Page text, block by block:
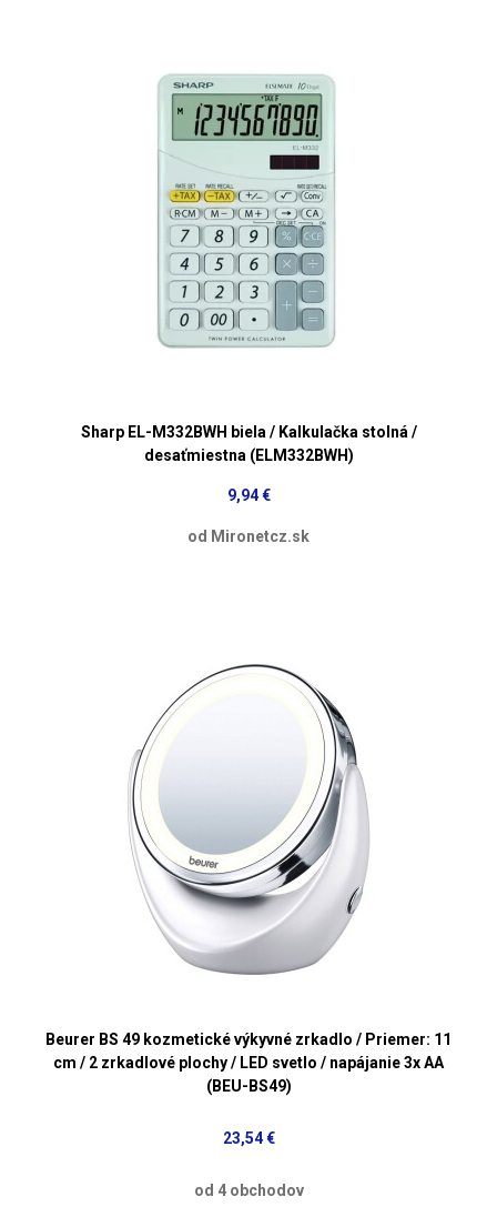
Sharp EL-M332BWH biela / Kalkulačka stolná /
desaťmiestna (ELM332BWH)
9,94 €
od Mironetcz.sk
Beurer BS 49 kozmetické výkyvné zrkadlo / Priemer: 11
cm / 2 zrkadlové plochy / LED svetlo / napájanie 3x AA
(BEU-BS49)
23,54 €
od 4 obchodov